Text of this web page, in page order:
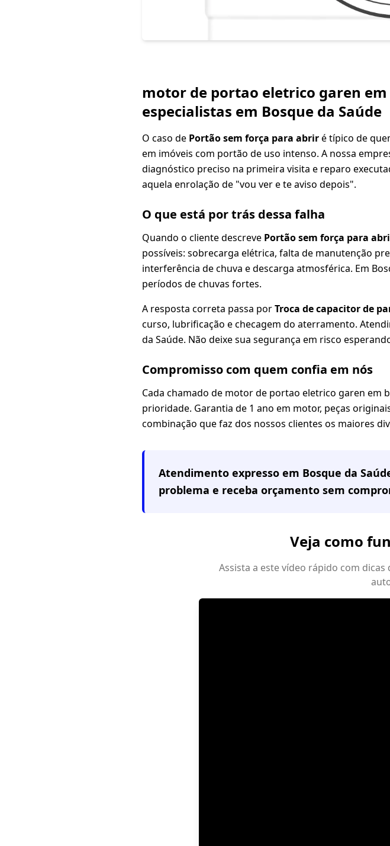
motor de portao eletrico garen
especialistas em Bosque da Saúde
O caso de Portão sem força para abriré típico de
em imóveis com portão de uso intenso. A nossa
diagnóstico preciso na primeira visita e reparo
aquela enrolação de "vou ver e te aviso depois".
O que está por trás dessa falha
Quando o cliente descreve Portão sem força para
possíveis: sobrecarga elétrica, falta de manutenção
interferência de chuva e descarga atmosférica. Em
períodos de chuvas fortes.
A resposta correta passa porTroca de capacitor de
curso, lubrificação e checagem do aterramento.
da Saúde. Não deixe sua segurança em risco
Compromisso com quem confia em nós
Cada chamado de motor de portao eletrico garen em
prioridade. Garantia de 1 ano em motor, peças
combinação que faz dos nossos clientes os maiores
Atendimento expresso em Bosque da
problema e receba orçamento sem
Veja como
Assista a este vídeo rápido com